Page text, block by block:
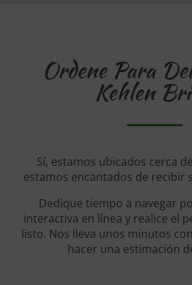
Ordene Para
Kehlen
Sí, estamos ubicados cerca
estamos encantados de recibir
Dedique tiempo a navegar
interactiva en línea y realice el
listo. Nos lleva unos minutos
hacer una estimación